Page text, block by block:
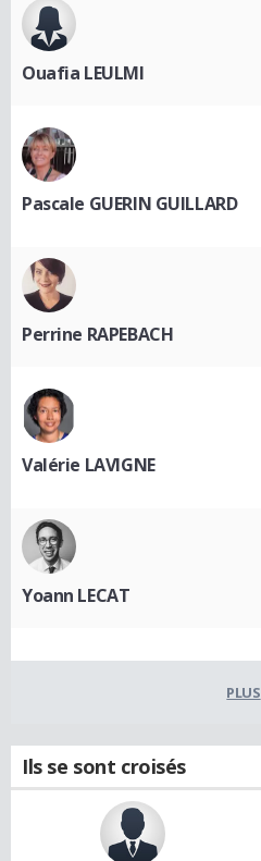
Ouafia LEULMI
Pascale GUERIN GUILLARD
Perrine RAPEBACH
Valérie LAVIGNE
Yoann LECAT
PLUS
Ils se sont croisés